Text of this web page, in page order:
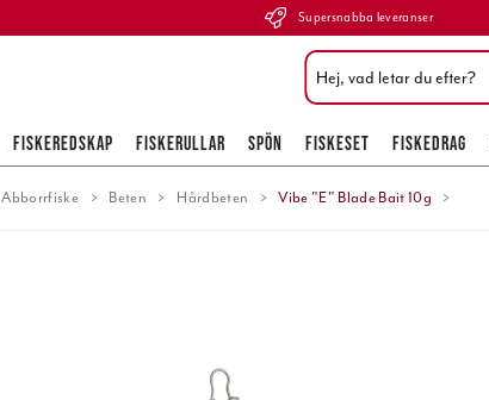
Supersnabba leveranser
FISKEREDSKAP FISKERULLAR SPÖN FISKESET FISKEDRAG
Abborrfiske Beten Hårdbeten Vibe "E" Blade Bait 10g